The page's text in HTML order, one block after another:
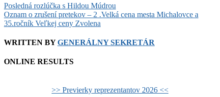
Post
navigation
Posledná rozlúčka s Hildou Múdrou
Oznam o zrušení pretekov – 2 .Velká cena mesta Michalovce a
35.ročník Veľkej ceny Zvolena
WRITTEN BYGENERÁLNY SEKRETÁR
ONLINE RESULTS
>> Previerky reprezentantov 2026 <<